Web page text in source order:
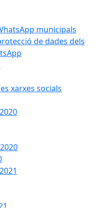
municipals
de dades dels
xarxes socials